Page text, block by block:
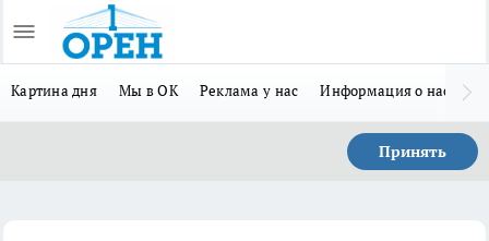
Картина дня Мы в ОК Реклама у нас Информация о нас
Принять